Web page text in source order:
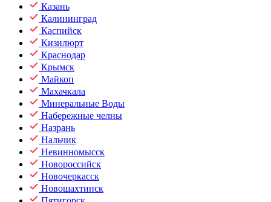
Казань
Калининград
Каспийск
Кизилюрт
Краснодар
Крымск
Майкоп
Махачкала
Минеральные Воды
Набережные челны
Назрань
Нальчик
Невинномысск
Новороссийск
Новочеркасск
Новошахтинск